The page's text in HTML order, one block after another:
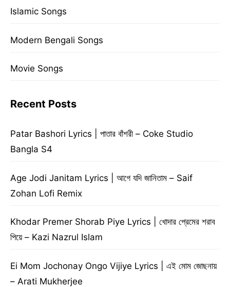
Islamic Songs
Modern Bengali Songs
Movie Songs
Recent Posts
Patar Bashori Lyrics | পাতার বাঁশরী – Coke Studio
Bangla S4
Age Jodi Janitam Lyrics | আগে যদি জানিতাম – Saif
Zohan Lofi Remix
Khodar Premer Shorab Piye Lyrics | খোদার প্রেমের শরাব
পিয়ে – Kazi Nazrul Islam
Ei Mom Jochonay Ongo Vijiye Lyrics | এই মোম জোছনায়
– Arati Mukherjee